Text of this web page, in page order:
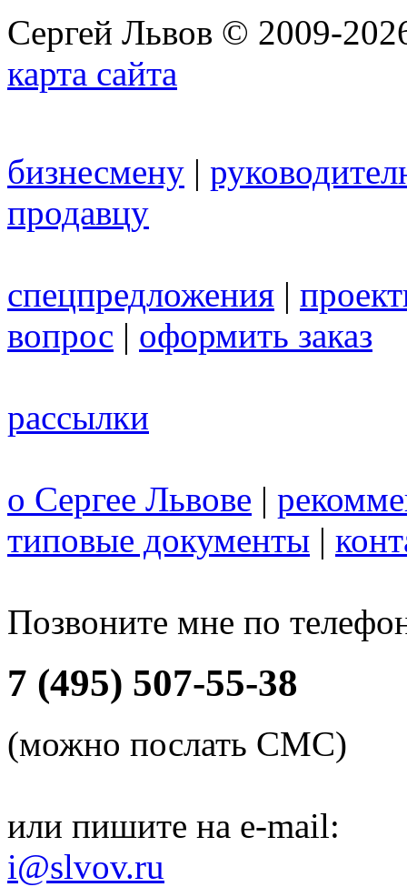
Сергей Львов © 2009-
карта сайта
бизнесмену |
продавцу
спецпредложения |
вопрос | оформить заказ
рассылки
о Сергее Львове |
типовые документы |
Позвоните мне по
7 (495) 507-55-38
(можно послать СМС)
или пишите на e-mail:
i@slvov.ru